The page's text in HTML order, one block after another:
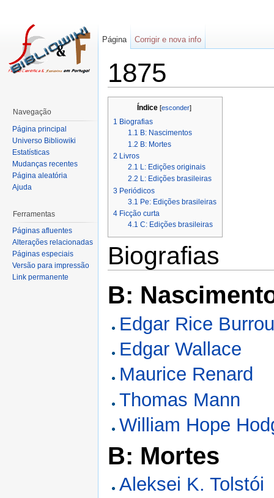
1875
Índice [esconder]
1 Biografias
1.1 B: Nascimentos
1.2 B: Mortes
2 Livros
2.1 L: Edições originais
2.2 L: Edições brasileiras
3 Periódicos
3.1 Pe: Edições brasileiras
4 Ficção curta
4.1 C: Edições brasileiras
Biografias
B:
Edgar Rice
Edgar Wallace
Maurice Renard
Thomas Mann
William Hope
B: Mortes
Aleksei K. Tolstói
Página Corrigir e nova info
Navegação
Página principal
Universo Bibliowiki
Estatísticas
Mudanças recentes
Página aleatória
Ajuda
Ferramentas
Páginas afluentes
Alterações relacionadas
Páginas especiais
Versão para impressão
Link permanente